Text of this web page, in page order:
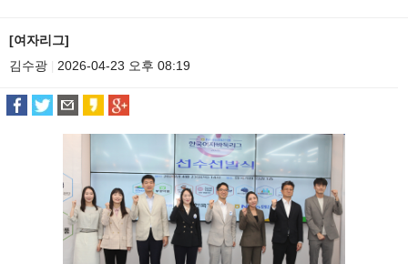
[여자리그]
김수광
2026-04-23 오후 08:19